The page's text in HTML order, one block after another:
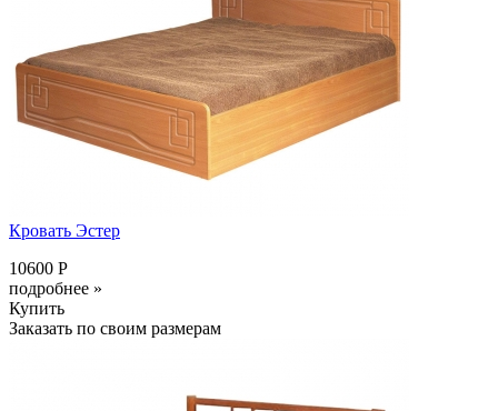
Кровать Эстер
10600 Р
подробнее »
Купить
Заказать по своим размерам